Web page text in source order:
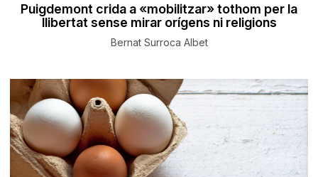
Puigdemont crida a «mobilitzar» tothom per la
llibertat sense mirar orígens ni religions
Bernat Surroca Albet